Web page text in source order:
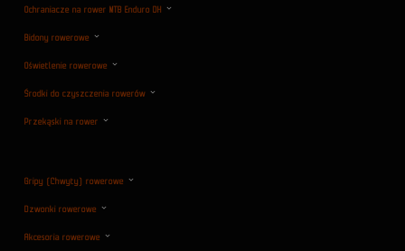
Ochraniacze na rower MTB Enduro DH
Bidony rowerowe
Oświetlenie rowerowe
Środki do czyszczenia rowerów
Przekąski na rower
Gripy (Chwyty) rowerowe
Dzwonki rowerowe
Akcesoria rowerowe